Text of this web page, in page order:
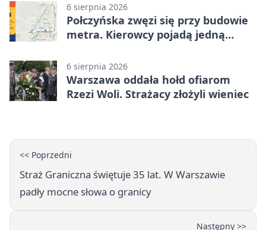
6 sierpnia 2026
Połczyńska zwęzi się przy budowie
metra. Kierowcy pojadą jedną
6 sierpnia 2026
Warszawa oddała hołd ofiarom
Rzezi Woli. Strażacy złożyli wieniec
<< Poprzedni
Straż Graniczna świętuje 35 lat. W Warszawie
padły mocne słowa o granicy
Następny >>